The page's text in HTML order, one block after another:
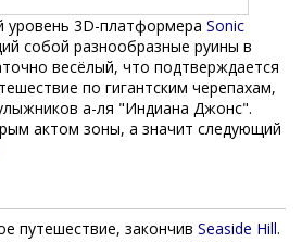
уровень 3D-платформера Sonic
собой разнообразные руины в
весёлый, что подтверждается
по гигантским черепахам,
а-ля "Индиана Джонс".
актом зоны, а значит следующий
путешествие, закончив Seaside Hill.